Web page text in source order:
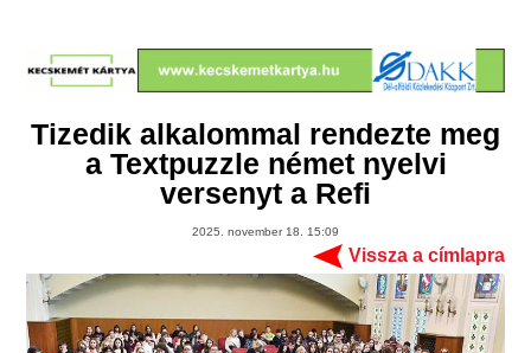
Tizedik alkalommal rendezte meg
a Textpuzzle német nyelvi
versenyt a Refi
2025. november 18. 15:09
Vissza a címlapra